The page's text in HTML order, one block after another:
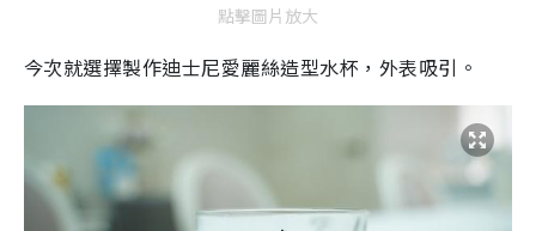
點擊圖片放大
今次就選擇製作迪士尼愛麗絲造型水杯，外表吸引。